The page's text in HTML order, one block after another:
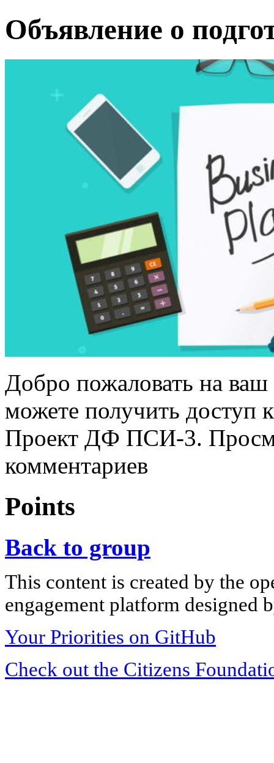
Объявление о
Добро пожаловать на
можете получить доступ
Проект ДФ ПСИ-3.
комментариев
Points
Back to group
This content is created by the
engagement platform designed
Your Priorities on GitHub
Check out the Citizens